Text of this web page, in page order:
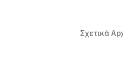
Σχετικά